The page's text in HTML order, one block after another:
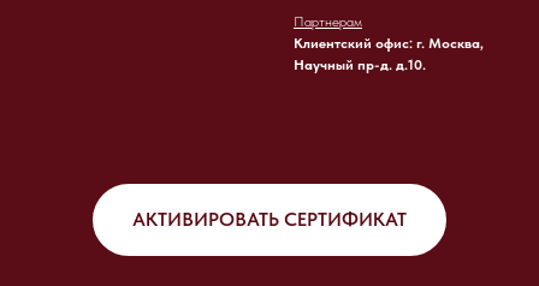
Партнерам
Клиентский офис: г. Москва,
Научный пр-д. д.10.
АКТИВИРОВАТЬ СЕРТИФИКАТ